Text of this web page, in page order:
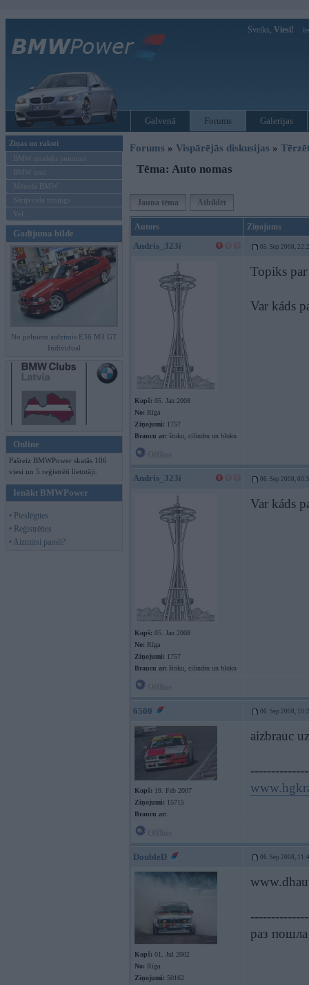
Sveiks, Viesi!
Galvenā Forums Galerijas
Ziņas un raksti
BMW modeļu jaunumi
BMW testi
Mēneša BMW
Sērijveida tūnings
Vel...
Gadījuma bilde
No pelniem atdzimis E36 M3 GT
Individual
Online
Pašreiz BMWPower skatās 106
viesi un 5 reģistrēti lietotāji.
Ienākt BMWPower
• Pieslēgties
• Reģistrēties
• Aizmirsi paroli?
Forums » Vispārējās diskusijas »
Tēma: Auto nomas
Jauna tēma Atbildēt
Autors Ziņojums
Andris_323i 05. Sep 2008,
Kopš: 05. Jan 2008
No: Rīga
Ziņojumi: 1757
Braucu ar: štoku, cilindru un bloku
Topiks
Var káds
Andris_323i 06. Sep 2008,
Kopš: 05. Jan 2008
No: Rīga
Ziņojumi: 1757
Braucu ar: štoku, cilindru un bloku
Var káds
6500 06. Sep 2008,
Kopš: 19. Feb 2007
Ziņojumi: 15715
Braucu ar:
aizbrauc
DoubleD 06. Sep 2008,
Kopš: 01. Jul 2002
No: Rīga
Ziņojumi: 50162
раз